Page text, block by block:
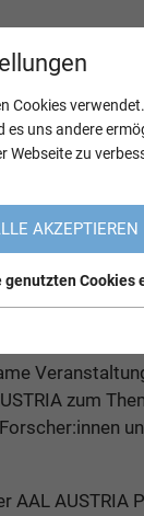
wieder
zum
AAL
Cookies
uns andere
Webseite zu
AKZEPTIEREN
genutzten Cookies